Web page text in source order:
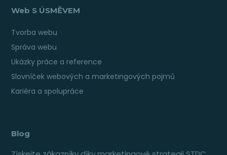
Web S ÚSMĚVEM
Tvorba webu
Správa webu
Ukázky práce a reference
Slovníček webových a marketingových pojmů
Kariéra a spolupráce
Blog